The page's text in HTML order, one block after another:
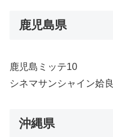
鹿児島県
鹿児島ミッテ10
シネマサンシャイン姶良
沖縄県